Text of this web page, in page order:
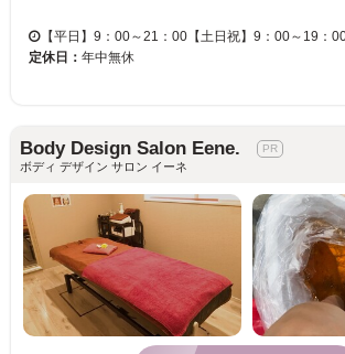
【平日】9：00～21：00【土日祝】9：00～19：
定休日： 年中無休
Body Design Salon Eene.
ボディ デザイン サロン イーネ